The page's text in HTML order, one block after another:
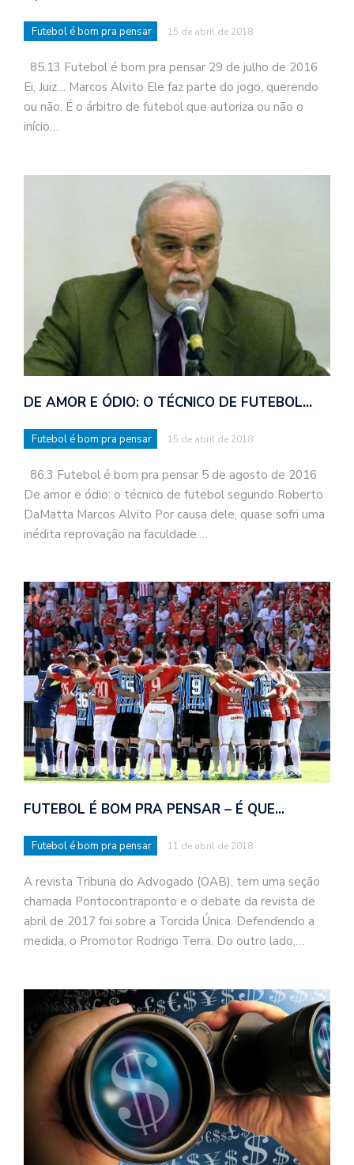
Futebol é bom pra pensar 15 de abril de 2018
85.13 Futebol é bom pra pensar 29 de julho de 2016
Ei, Juiz… Marcos Alvito Ele faz parte do jogo, querendo
ou não. É o árbitro de futebol que autoriza ou não o
início…
DE AMOR E ÓDIO: O TÉCNICO DE FUTEBOL…
Futebol é bom pra pensar 15 de abril de 2018
86.3 Futebol é bom pra pensar 5 de agosto de 2016
De amor e ódio: o técnico de futebol segundo Roberto
DaMatta Marcos Alvito Por causa dele, quase sofri uma
inédita reprovação na faculdade.…
FUTEBOL É BOM PRA PENSAR – É QUE…
Futebol é bom pra pensar 11 de abril de 2018
A revista Tribuna do Advogado (OAB), tem uma seção
chamada Pontocontraponto e o debate da revista de
abril de 2017 foi sobre a Torcida Única. Defendendo a
medida, o Promotor Rodrigo Terra. Do outro lado,…